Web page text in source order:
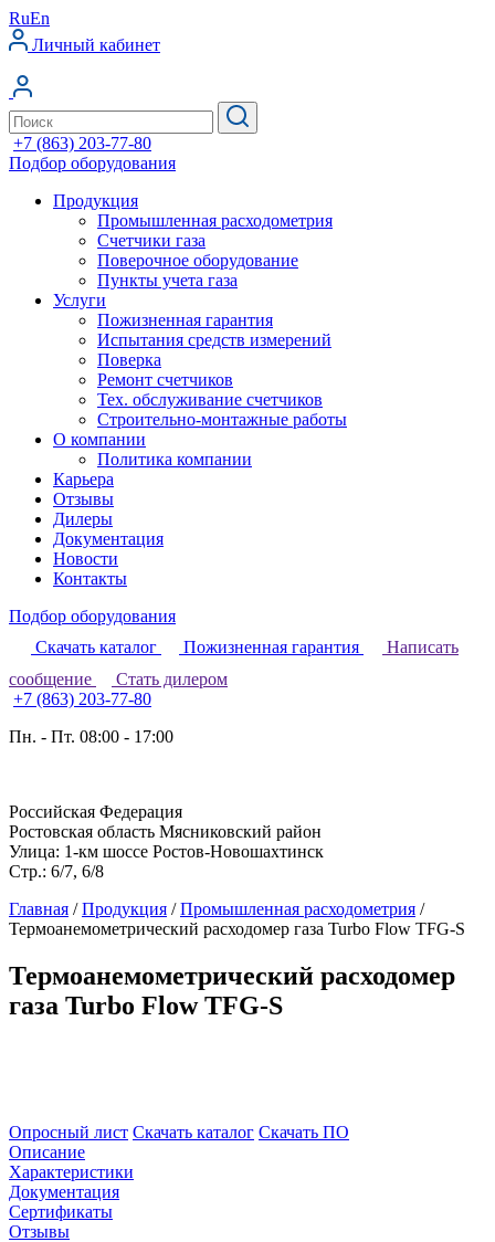
RuEn
Личный кабинет
+7 (863) 203-77-80
Подбор оборудования
Продукция
Промышленная расходометрия
Счетчики газа
Поверочное оборудование
Пункты учета газа
Услуги
Пожизненная гарантия
Испытания средств измерений
Поверка
Ремонт счетчиков
Тех. обслуживание счетчиков
Строительно-монтажные работы
О компании
Политика компании
Карьера
Отзывы
Дилеры
Документация
Новости
Контакты
Подбор оборудования
Скачать каталог
Пожизненная гарантия
Написать
сообщение
Стать дилером
+7 (863) 203-77-80
Пн. - Пт. 08:00 - 17:00
Российская Федерация
Ростовская область Мясниковский район
Улица: 1-км шоссе Ростов-Новошахтинск
Стр.: 6/7, 6/8
Главная /Продукция /Промышленная расходометрия /
Термоанемометрический расходомер газа Turbo Flow TFG-S
Термоанемометрический расходомер
газа Turbo Flow TFG-S
Опросный лист Скачать каталог Скачать ПО
Описание
Характеристики
Документация
Сертификаты
Отзывы